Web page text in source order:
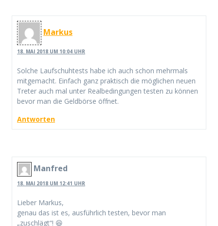
Markus
18. MAI 2018 UM 10:04 UHR
Solche Laufschuhtests habe ich auch schon mehrmals
mitgemacht. Einfach ganz praktisch die möglichen neuen
Treter auch mal unter Realbedingungen testen zu können
bevor man die Geldbörse öffnet.
Antworten
Manfred
18. MAI 2018 UM 12:41 UHR
Lieber Markus,
genau das ist es, ausführlich testen, bevor man
„zuschlägt“! 😆